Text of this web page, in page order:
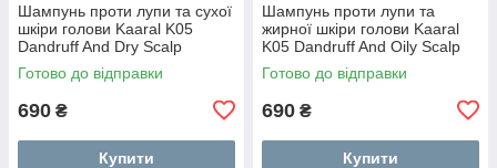
Шампунь проти лупи та сухої
шкіри голови Kaaral K05
Dandruff And Dry Scalp
Shampoo 250 мл
Готово до відправки
690 ₴
Купити
Шампунь проти лупи та
жирної шкіри голови Kaaral
K05 Dandruff And Oily Scalp
Shampoo 250 мл
Готово до відправки
690 ₴
Купити